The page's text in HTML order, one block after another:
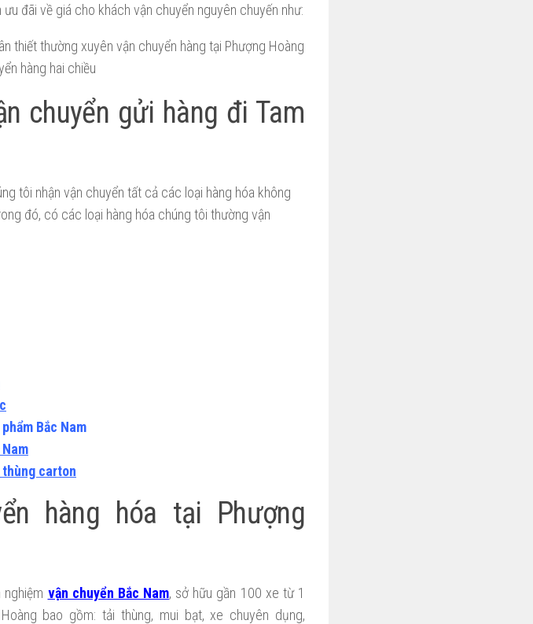
đãi về giá cho khách vận chuyển nguyên chuyến như:
thiết thường xuyên vận chuyển hàng tại Phượng Hoàng
hàng hai chiều
chuyển gửi hàng đi Tam
tôi nhận vận chuyển tất cả các loại hàng hóa không
đó, có các loại hàng hóa chúng tôi thường vận
Bắc Nam
thùng carton
hàng hóa tại Phượng
vận chuyển Bắc Nam, sở hữu gần 100 xe từ 1
bao gồm: tải thùng, mui bạt, xe chuyên dụng,